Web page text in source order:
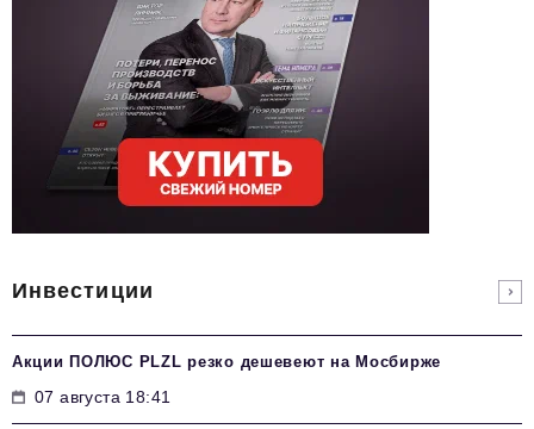
Инвестиции
Акции ПОЛЮС PLZL резко дешевеют на Мосбирже
07 августа 18:41